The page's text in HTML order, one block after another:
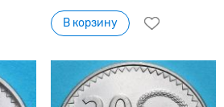
В корзину